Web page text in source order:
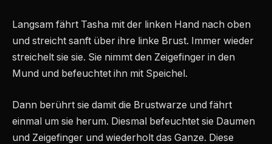
Langsam fährt Tasha mit der linken Hand nach oben
und streicht sanft über ihre linke Brust. Immer wieder
streichelt sie sie. Sie nimmt den Zeigefinger in den
Mund und befeuchtet ihn mit Speichel.
Dann berührt sie damit die Brustwarze und fährt
einmal um sie herum. Diesmal befeuchtet sie Daumen
und Zeigefinger und wiederholt das Ganze. Diese